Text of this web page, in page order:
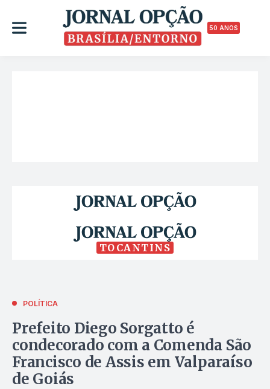
50 ANOS
TOCANTINS
POLÍTICA
Prefeito Diego Sorgatto é
condecorado com a Comenda São
Francisco de Assis em Valparaíso
de Goiás